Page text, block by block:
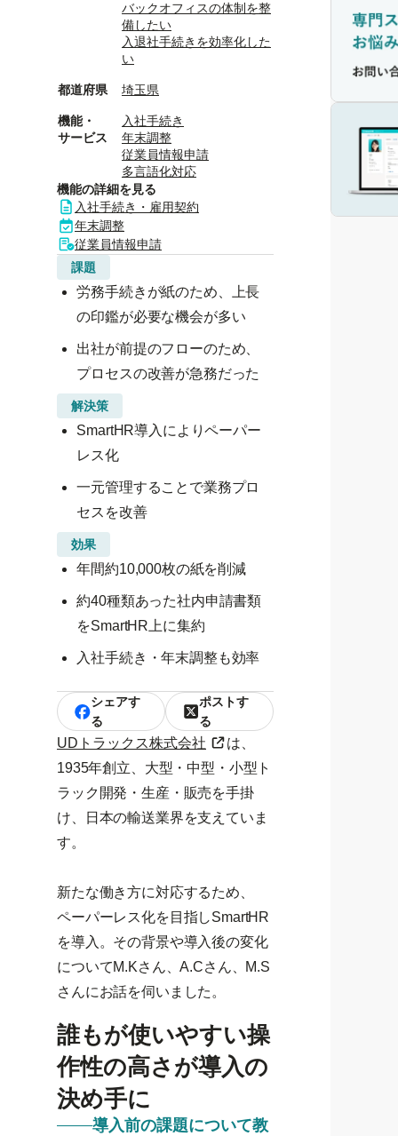
バックオフィスの体制を整
備したい
入退社手続きを効率化した
い
都道府県 埼玉県
機能・
サービス
入社手続き
年末調整
従業員情報申請
多言語化対応
機能の詳細を見る
入社手続き・雇用契約
年末調整
従業員情報申請
課題
労務手続きが紙のため、上長
の印鑑が必要な機会が多い
出社が前提のフローのため、
プロセスの改善が急務だった
解決策
SmartHR導入によりペーパー
レス化
一元管理することで業務プロ
セスを改善
効果
年間約10,000枚の紙を削減
約40種類あった社内申請書類
をSmartHR上に集約
入社手続き・年末調整も効率
シェアす
る
ポストす
る
UDトラックス株式会社
は、
1935年創立、大型・中型・小型ト
ラック開発・生産・販売を手掛
け、日本の輸送業界を支えていま
す。
新たな働き方に対応するため、
ペーパーレス化を目指しSmartHR
を導入。その背景や導入後の変化
についてM.Kさん、A.Cさん、M.S
さんにお話を伺いました。
誰もが使いやすい操
作性の高さが導入の
決め手に
導入前の課題について教